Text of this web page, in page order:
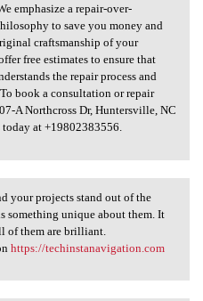
emphasize a repair-over-
to save you money and
craftsmanship of your
free estimates to ensure that
the repair process and
book a consultation or repair
A Northcross Dr, Huntersville, NC
at +19802383556.
your projects
your projects stand out of the
something unique about them. It
of them are brilliant.
https://techinstanavigation.com